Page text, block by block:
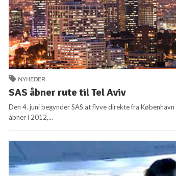
NYHEDER
SAS åbner rute til Tel Aviv
Den 4. juni begynder SAS at flyve direkte fra
åbner i 2012,...